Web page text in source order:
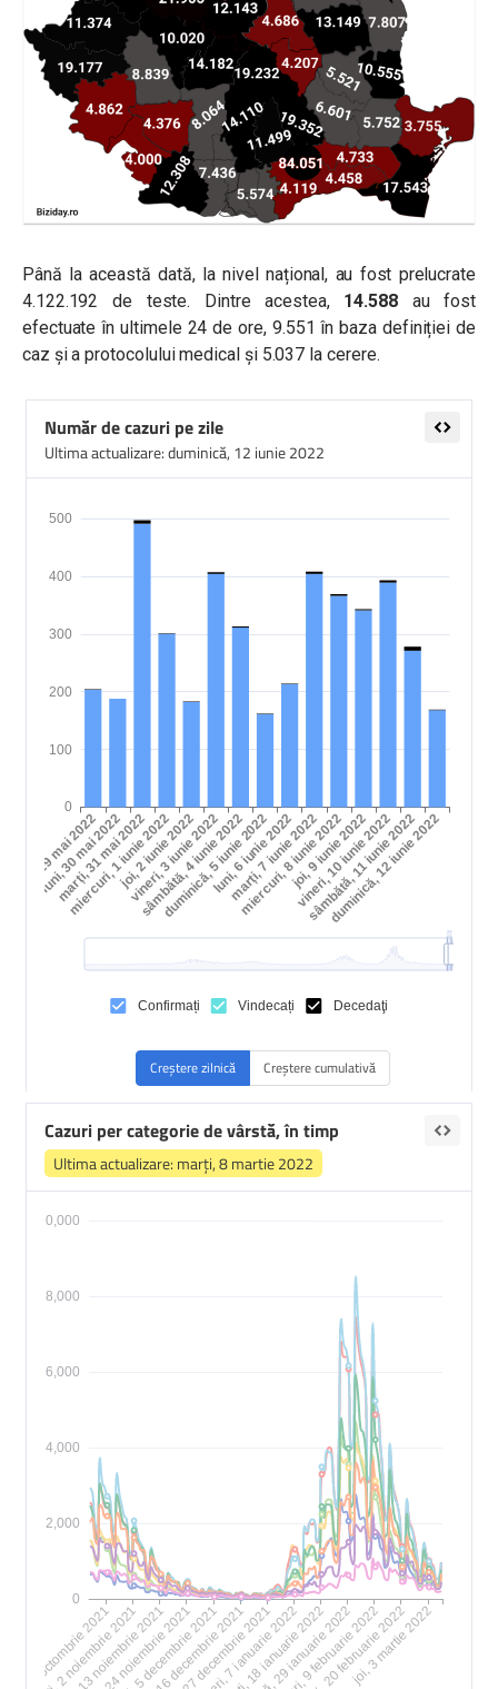
Până la această dată, la nivel național, au fost prelucrate
4.122.192 de teste. Dintre acestea, 14.588au fost
efectuate în ultimele 24 de ore, 9.551 în baza definiției de
caz și a protocolului medical și 5.037 la cerere.